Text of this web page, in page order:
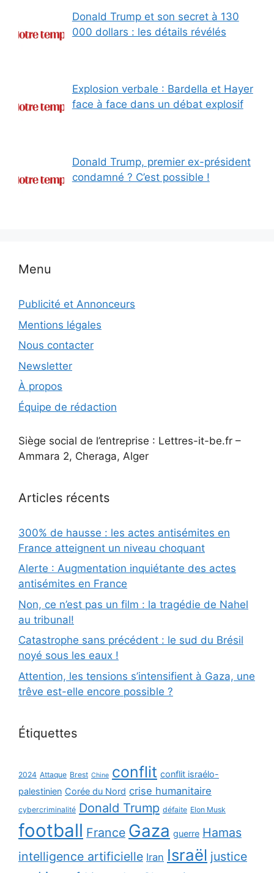
Donald Trump et son secret à 130
000 dollars : les détails révélés
Explosion verbale : Bardella et Hayer
face à face dans un débat explosif
Donald Trump, premier ex-président
condamné ? C’est possible !
Menu
Publicité et Annonceurs
Mentions légales
Nous contacter
Newsletter
À propos
Équipe de rédaction
Siège social de l’entreprise : Lettres-it-be.fr –
Ammara 2, Cheraga, Alger
Articles récents
300% de hausse : les actes antisémites en
France atteignent un niveau choquant
Alerte : Augmentation inquiétante des actes
antisémites en France
Non, ce n’est pas un film : la tragédie de Nahel
au tribunal!
Catastrophe sans précédent : le sud du Brésil
noyé sous les eaux !
Attention, les tensions s’intensifient à Gaza, une
trêve est-elle encore possible ?
Étiquettes
2024 Attaque Brest Chine conflit conflit israélo-
palestinien Corée du Nord crise humanitaire
cybercriminalité Donald Trump défaite Elon Musk
football France Gaza guerre Hamas
intelligence artificielle Iran Israël justice